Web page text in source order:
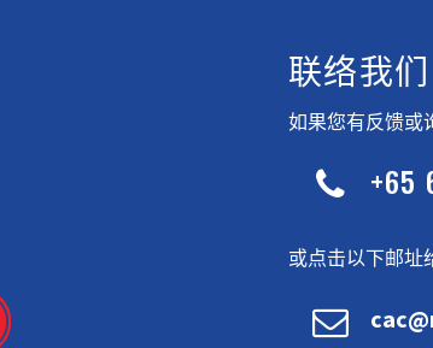
联络我们
如果您有反馈或

 +65
或点击以下邮址

